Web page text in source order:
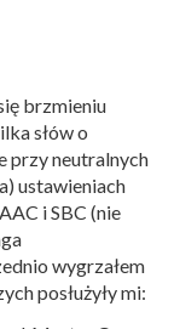
brzmieniu
słów o
przy neutralnych
ustawieniach
i SBC (nie
wygrzałem
posłużyły mi: